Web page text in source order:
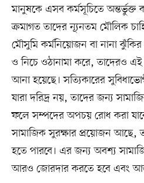
মানুষকে এসব কর্মসূচিতে অন্তর্ভুক্ত
ক্রমাগত তাদের ন্যূনতম মৌলিক
মৌসুমি কর্মনিয়োজন বা নানা ঝুঁকির
ও নিচে ওঠানামা করে, তাদেরও এই
আনা হয়েছে। সত্যিকারের
যারা দরিদ্র নয়, তাদের জন্য
ফলে সম্পদের অপচয় রোধ করা
সামাজিক সুরক্ষার প্রয়োজন আছে,
হতে পারবে। এর জন্য অবশ্য
আরও জোরদার করতে হবে এবং